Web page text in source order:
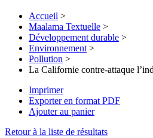
Accueil >
Maalama Textuelle >
Développement durable >
Environnement>
Pollution >
La Californie contre-attaque
Imprimer
Exporter en format PDF
Ajouter au panier
Retour à la liste de résultats